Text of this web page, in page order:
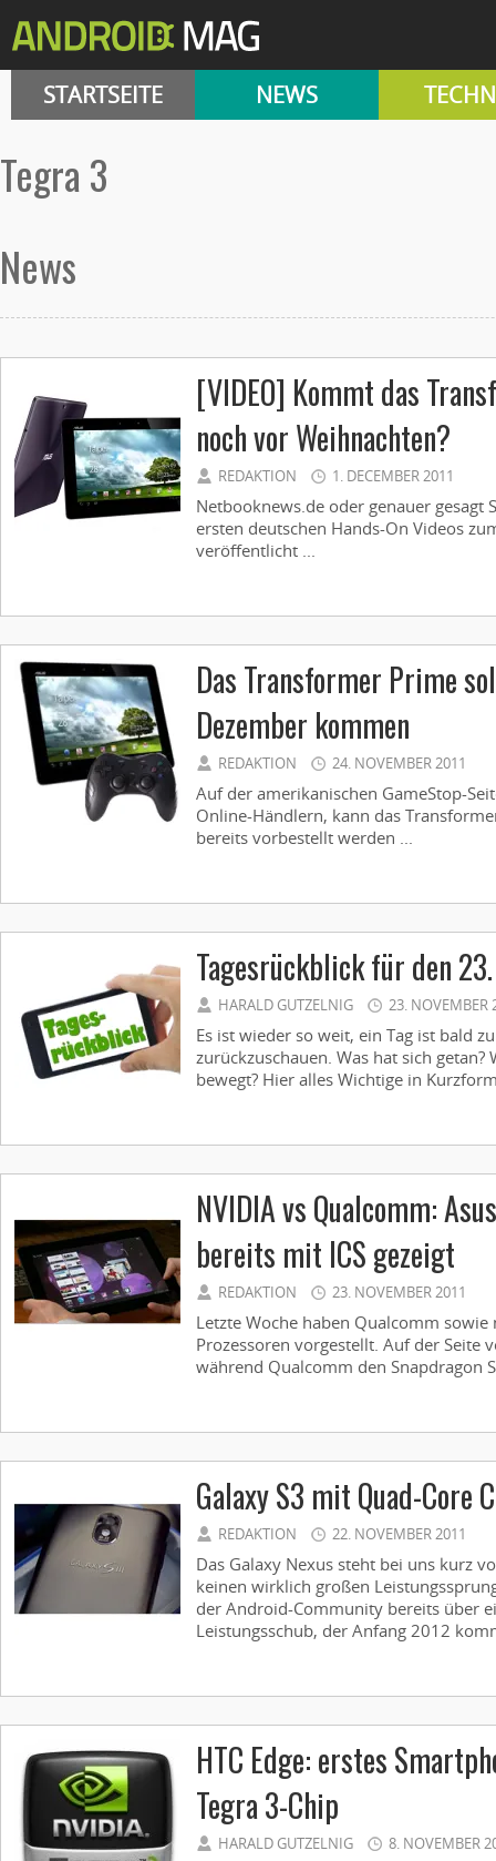
STARTSEITE NEWS
Tegra 3
News
[VIDEO] Kommt das
noch vor Weihnachten?
REDAKTION 1. DECEMBER 2011
Netbooknews.de oder genauer gesagt
ersten deutschen Hands-On Videos
veröffentlicht ...
Das Transformer Prime
Dezember kommen
REDAKTION 24. NOVEMBER 2011
Auf der amerikanischen GameStop-
Online-Händlern, kann das
bereits vorbestellt werden ...
Tagesrückblick für den
HARALD GUTZELNIG 23. NOVEMBER
Es ist wieder so weit, ein Tag ist bald
zurückzuschauen. Was hat sich
bewegt? Hier alles Wichtige in
NVIDIA vs Qualcomm:
bereits mit ICS gezeigt
REDAKTION 23. NOVEMBER 2011
Letzte Woche haben Qualcomm
Prozessoren vorgestellt. Auf der Seite
während Qualcomm den Snapdragon
Galaxy S3 mit Quad-Core
REDAKTION 22. NOVEMBER 2011
Das Galaxy Nexus steht bei uns kurz
keinen wirklich großen
der Android-Community bereits über
Leistungsschub, der Anfang 2012
HTC Edge: erstes
Tegra 3-Chip
HARALD GUTZELNIG 8. NOVEMBER